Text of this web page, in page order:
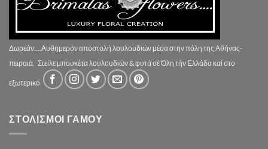
Δωρεάν....Αυθημερόν αποστολή λουλουδιών μέσα στην πόλη της Αθήνας-
πειραιά. Στείλε μπουκέτα λουλουδιών & φυτά σέ Όλη τήν Ελλάδα καί στο
εξωτερικό
ΣΤΟΛΙΣΜΟΙ ΓΑΜΟΥ